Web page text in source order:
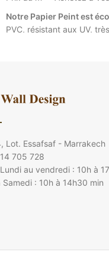
Notre Papier Peint est
PVC, résistant aux UV,
Walldesign
le prix de votre papier
2.85).
Lot. Essafsaf - Marrakech
705 728
au vendredi : 10h à
Samedi : 10h à 14h30 min